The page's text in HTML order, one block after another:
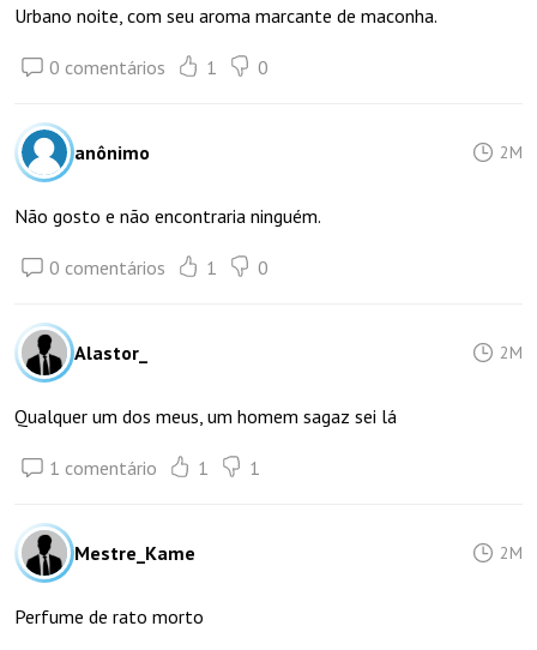
Urbano noite, com seu aroma marcante de maconha.
0 comentários 1 0
anônimo 2M
Não gosto e não encontraria ninguém.
0 comentários 1 0
Alastor_ 2M
Qualquer um dos meus, um homem sagaz sei lá
1 comentário 1 1
Mestre_Kame 2M
Perfume de rato morto